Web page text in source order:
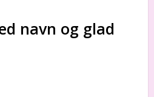
navn og glad